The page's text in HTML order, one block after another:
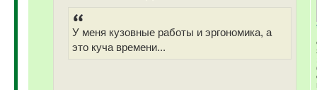
У меня кузовные работы и эргономика, а
это куча времени...